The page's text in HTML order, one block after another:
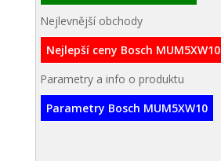
Nejlevnější obchody
Nejlepší ceny Bosch MUM5XW10
Parametry a info o produktu
Parametry Bosch MUM5XW10